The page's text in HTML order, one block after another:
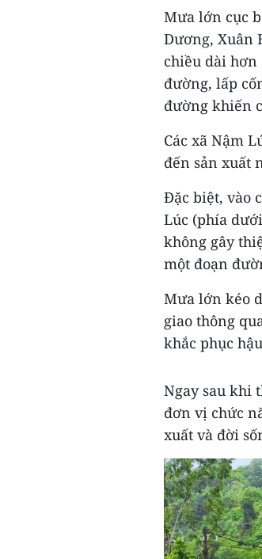
Mưa lớn cục
Dương, Xuân
chiều dài hơn
đường, lấp
đường khiến
Các xã Nậm
đến sản xuất
Đặc biệt, vào
Lúc (phía
không gây
một đoạn
Mưa lớn kéo
giao thông
khắc phục
Ngay sau khi
đơn vị chức
xuất và đời